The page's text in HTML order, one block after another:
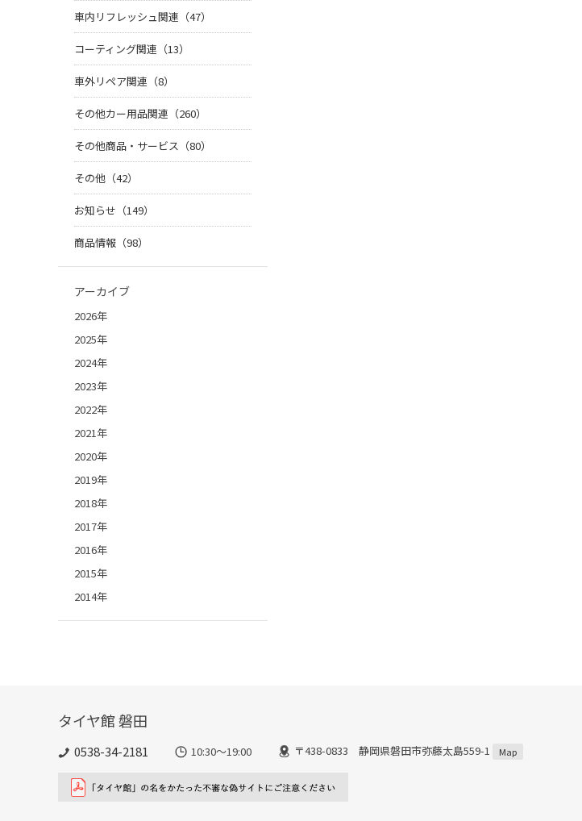
車内リフレッシュ関連（47）
コーティング関連（13）
車外リペア関連（8）
その他カー用品関連（260）
その他商品・サービス（80）
その他（42）
お知らせ（149）
商品情報（98）
アーカイブ
2026年
2025年
2024年
2023年
2022年
2021年
2020年
2019年
2018年
2017年
2016年
2015年
2014年
タイヤ館 磐田
0538-34-2181 10:30～19:00 〒438-0833 静岡県磐田市弥藤太島559-1 Map